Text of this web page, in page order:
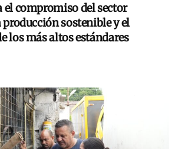
el compromiso del sector
sostenible y el
los más altos estándares